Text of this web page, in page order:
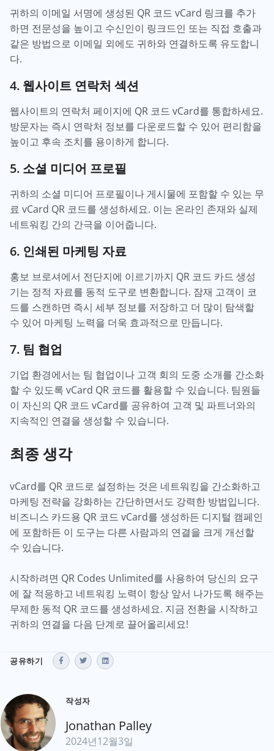
귀하의 이메일 서명에 생성된 QR 코드 vCard 링크를 추가
하면 전문성을 높이고 수신인이 링크드인 또는 직접 호출과
같은 방법으로 이메일 외에도 귀하와 연결하도록 유도합니
다.
4. 웹사이트 연락처 섹션
웹사이트의 연락처 페이지에 QR 코드 vCard를 통합하세요.
방문자는 즉시 연락처 정보를 다운로드할 수 있어 편리함을
높이고 후속 조치를 용이하게 합니다.
5. 소셜 미디어 프로필
귀하의 소셜 미디어 프로필이나 게시물에 포함할 수 있는 무
료 vCard QR 코드를 생성하세요. 이는 온라인 존재와 실제
네트워킹 간의 간극을 이어줍니다.
6. 인쇄된 마케팅 자료
홍보 브로셔에서 전단지에 이르기까지 QR 코드 카드 생성
기는 정적 자료를 동적 도구로 변환합니다. 잠재 고객이 코
드를 스캔하면 즉시 세부 정보를 저장하고 더 많이 탐색할
수 있어 마케팅 노력을 더욱 효과적으로 만듭니다.
7. 팀 협업
기업 환경에서는 팀 협업이나 고객 회의 도중 소개를 간소화
할 수 있도록 vCard QR 코드를 활용할 수 있습니다. 팀원들
이 자신의 QR 코드 vCard를 공유하여 고객 및 파트너와의
지속적인 연결을 생성할 수 있습니다.
최종 생각
vCard를 QR 코드로 설정하는 것은 네트워킹을 간소화하고
마케팅 전략을 강화하는 간단하면서도 강력한 방법입니다.
비즈니스 카드용 QR 코드 vCard를 생성하든 디지털 캠페인
에 포함하든 이 도구는 다른 사람과의 연결을 크게 개선할
수 있습니다.
시작하려면 QR Codes Unlimited를 사용하여 당신의 요구
에 잘 적응하고 네트워킹 노력이 항상 앞서 나가도록 해주는
무제한 동적 QR 코드를 생성하세요. 지금 전환을 시작하고
귀하의 연결을 다음 단계로 끌어올리세요!
공유하기
작성자
Jonathan Palley
2024년12월3일